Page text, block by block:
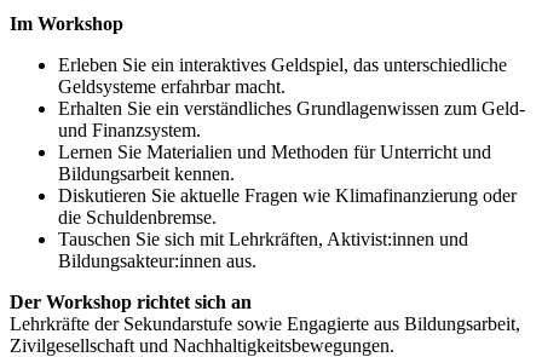
Im Workshop
Erleben Sie ein interaktives Geldspiel, das unterschiedliche
Geldsysteme erfahrbar macht.
Erhalten Sie ein verständliches Grundlagenwissen zum Geld-
und Finanzsystem.
Lernen Sie Materialien und Methoden für Unterricht und
Bildungsarbeit kennen.
Diskutieren Sie aktuelle Fragen wie Klimafinanzierung oder
die Schuldenbremse.
Tauschen Sie sich mit Lehrkräften, Aktivist:innen und
Bildungsakteur:innen aus.
Der Workshop richtet sich an
Lehrkräfte der Sekundarstufe sowie Engagierte aus Bildungsarbeit,
Zivilgesellschaft und Nachhaltigkeitsbewegungen.